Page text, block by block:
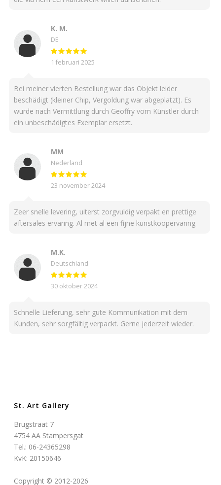
K. M.
DE
1 februari 2025
Bei meiner vierten Bestellung war das Objekt leider
beschädigt (kleiner Chip, Vergoldung war abgeplatzt). Es
wurde nach Vermittlung durch Geoffry vom Künstler durch
ein unbeschädigtes Exemplar ersetzt.
MM
Nederland
23 november 2024
Zeer snelle levering, uiterst zorgvuldig verpakt en prettige
aftersales ervaring. Al met al een fijne kunstkoopervaring
M.K.
Deutschland
30 oktober 2024
Schnelle Lieferung, sehr gute Kommunikation mit dem
Kunden, sehr sorgfältig verpackt. Gerne jederzeit wieder.
St. Art Gallery
Brugstraat 7
4754 AA Stampersgat
Tel.: 06-24365298
KvK: 20150646
Copyright © 2012-2026